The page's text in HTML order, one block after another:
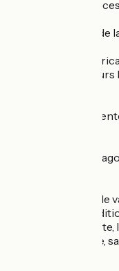
en différents
- L’unique musée
- Un atelier de
visites avec
- Un magasin de
- Et un verger
Une quarantaine
sur place : des
l'églantine, la
sauvage, la myrtille,